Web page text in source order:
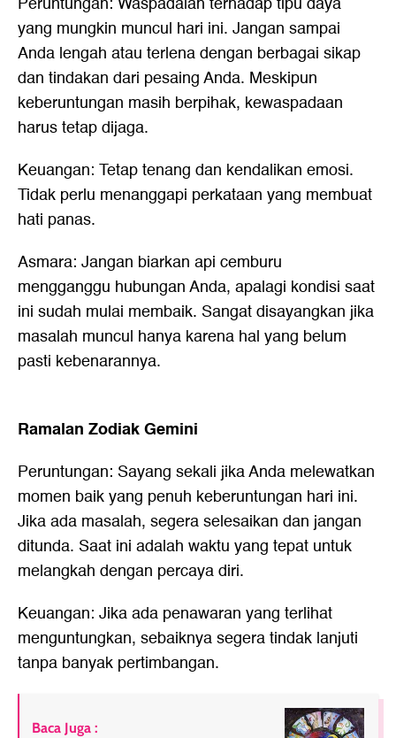
yang mungkin muncul hari ini. Jangan sampai
Anda lengah atau terlena dengan berbagai sikap
dan tindakan dari pesaing Anda. Meskipun
keberuntungan masih berpihak, kewaspadaan
harus tetap dijaga.
Keuangan: Tetap tenang dan kendalikan emosi.
Tidak perlu menanggapi perkataan yang membuat
hati panas.
Asmara: Jangan biarkan api cemburu
mengganggu hubungan Anda, apalagi kondisi saat
ini sudah mulai membaik. Sangat disayangkan jika
masalah muncul hanya karena hal yang belum
pasti kebenarannya.
Ramalan Zodiak Gemini
Peruntungan: Sayang sekali jika Anda melewatkan
momen baik yang penuh keberuntungan hari ini.
Jika ada masalah, segera selesaikan dan jangan
ditunda. Saat ini adalah waktu yang tepat untuk
melangkah dengan percaya diri.
Keuangan: Jika ada penawaran yang terlihat
menguntungkan, sebaiknya segera tindak lanjuti
tanpa banyak pertimbangan.
Baca Juga :